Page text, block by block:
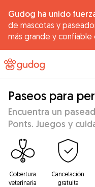
Gudog ha unido
de mascotas y
más grande y confiable
Paseos para
Encuentra un
Ponts. Juegos y
Cobertura
veterinaria
Cancelación
gratuita